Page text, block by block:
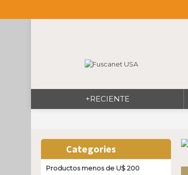
+RECIENTE
Categories
Productos menos de U$ 200